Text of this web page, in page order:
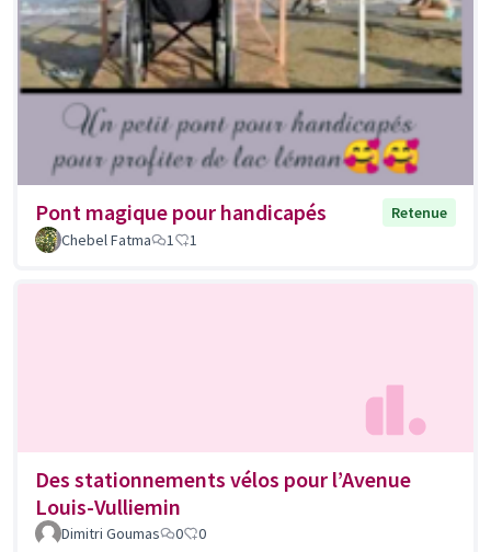
Pont magique pour handicapés
Retenue
Chebel Fatma
1 1
Des stationnements vélos pour l’Avenue
Louis-Vulliemin
Dimitri Goumas 0 0